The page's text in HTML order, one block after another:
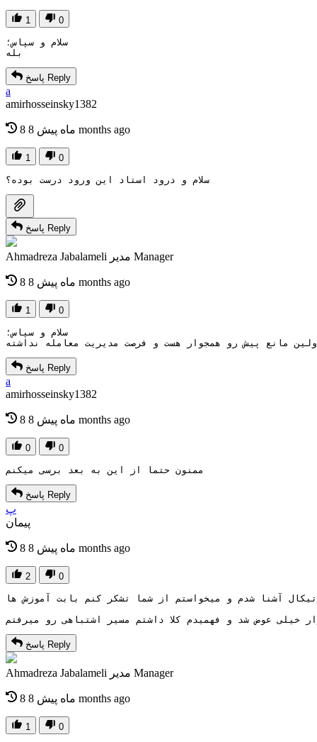
1 0
سلام و سپاس؛
بله
پاسخ Reply
a
amirhosseinsky1382
8 ماه پیش 8 months ago
1 0
سلام و درود استاد این ورود درست بوده؟
پاسخ Reply
Ahmadreza Jabalameli مدیر Manager
8 ماه پیش 8 months ago
1 0
سلام و سپاس؛
پاسخ Reply
a
amirhosseinsky1382
8 ماه پیش 8 months ago
0 0
پاسخ Reply
پ
پیمان
8 ماه پیش 8 months ago
2 0
پاسخ Reply
Ahmadreza Jabalameli مدیر Manager
8 ماه پیش 8 months ago
1 0